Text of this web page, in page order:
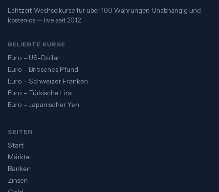
Echtzeit-Wechselkurse für über 100 Währungen. Unabhängig und
kostenlos — live seit 2012.
BELIEBTE KURSE
Euro – US-Dollar
Euro – Britisches Pfund
Euro – Schweizer Franken
Euro – Türkische Lira
Euro – Japanischer Yen
SEITEN
Start
Märkte
Banken
Zinsen